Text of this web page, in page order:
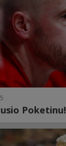
Poketinu!